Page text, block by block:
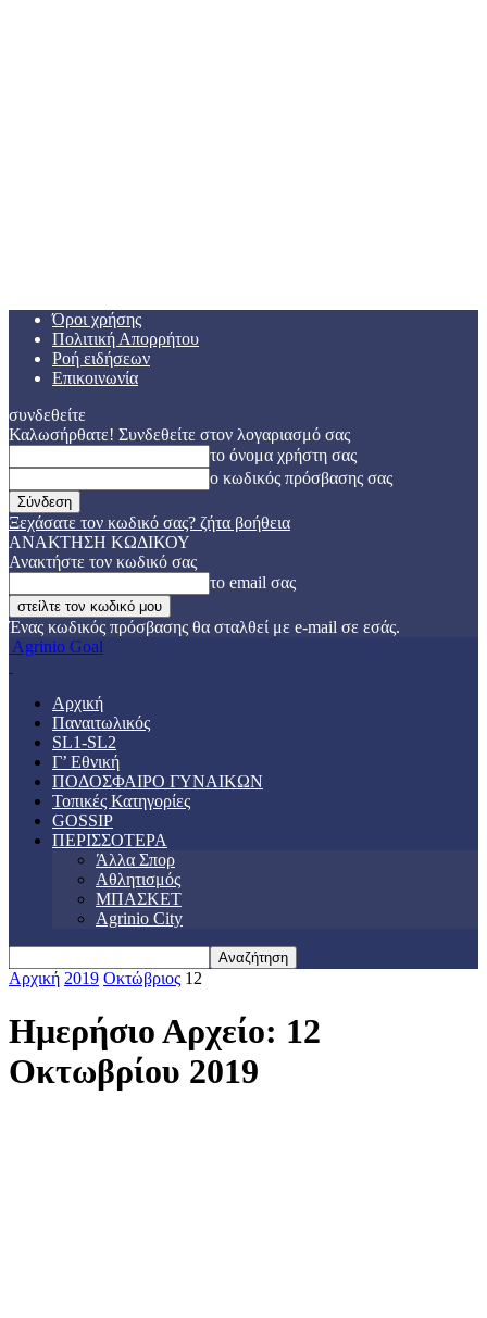
Όροι χρήσης
Πολιτική Απορρήτου
Ροή ειδήσεων
Επικοινωνία
συνδεθείτε
Καλωσήρθατε! Συνδεθείτε στον λογαριασμό σας
το όνομα χρήστη σας
ο κωδικός πρόσβασης σας
Ξεχάσατε τον κωδικό σας? ζήτα βοήθεια
ΑΝΑΚΤΗΣΗ ΚΩΔΙΚΟΥ
Ανακτήστε τον κωδικό σας
το email σας
Ένας κωδικός πρόσβασης θα σταλθεί με e-mail σε εσάς.
Agrinio Goal
Αρχική
Παναιτωλικός
SL1-SL2
Γ’ Εθνική
ΠΟΔΟΣΦΑΙΡΟ ΓΥΝΑΙΚΩΝ
Τοπικές Κατηγορίες
GOSSIP
ΠΕΡΙΣΣΟΤΕΡΑ
Άλλα Σπορ
Αθλητισμός
ΜΠΑΣΚΕΤ
Agrinio City
Αρχική 2019 Οκτώβριος 12
Ημερήσιο Αρχείο: 12
Οκτωβρίου 2019